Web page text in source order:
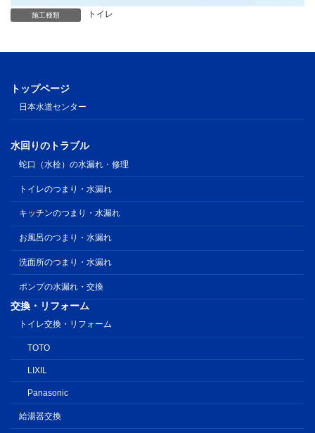
施工種類 トイレ
トップページ
日本水道センター
水回りのトラブル
蛇口（水栓）の水漏れ・修理
トイレのつまり・水漏れ
キッチンのつまり・水漏れ
お風呂のつまり・水漏れ
洗面所のつまり・水漏れ
ポンプの水漏れ・交換
交換・リフォーム
トイレ交換・リフォーム
TOTO
LIXIL
Panasonic
給湯器交換